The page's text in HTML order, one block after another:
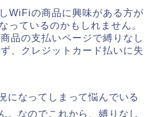
WiFiの商品に興味がある方が
っているのかもしれません。
品の支払いページで縛りなし
、クレジットカード払いに失
になってしまって悩んでいる
。なのでこれから、縛りなし